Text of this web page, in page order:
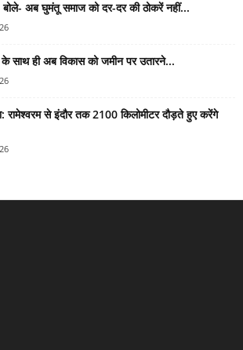
बोले- अब घुमंतू समाज को दर-दर की ठोकरें नहीं...
साथ ही अब विकास को जमीन पर उतारने...
रामेश्वरम से इंदौर तक 2100 किलोमीटर दौड़ते हुए करेंगे